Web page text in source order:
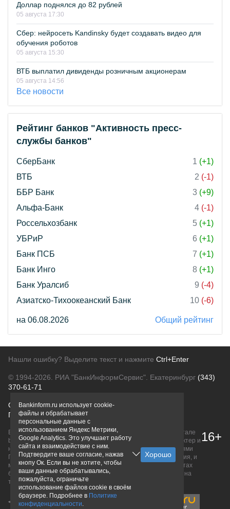
Доллар поднялся до 82 рублей
05 августа 17:30
Сбер: нейросеть Kandinsky будет создавать видео для
обучения роботов
05 августа 15:30
ВТБ выплатил дивиденды розничным акционерам
05 августа 14:56
Все новости
Рейтинг банков "Активность пресс-
службы банков"
СберБанк 1 (+1)
ВТБ
2 (-1)
ББР Банк
3 (+9)
Альфа-Банк
4 (-1)
Россельхозбанк
5 (+1)
УБРиР
6 (+1)
Банк ПСБ
7 (+1)
Банк Инго
8 (+1)
Банк Уралсиб
9 (-4)
Азиатско-Тихоокеанский Банк
10 (-6)
на 06.08.2026 Общий рейтинг
Нашли ошибку? Выделите текст и нажмите Ctrl+Enter
© 1994-2026. РИА "БанкИнформСервис". Екатеринбург (343)
370-61-71
О проектеПолитика конфиденциальности
Правовая информацияДля рекламодателей
Вся информация о продуктах банков, размещенная на портале
bankinform.ru, носит исключительно ознакомительный характер и
не является публичной офертой, определяемой положениями
ГК РФ. Информация не содержит точного и полного описания, и
может быть изменена. Конечные условия уточняйте на сайтах
банков или при личном обращении. Исключительное право на
товарные знаки принадлежит их правообладателям.
16+
Bankinform.ru использует cookie-
файлы и обрабатывает
персональные данные с
использованием Яндекс Метрики,
Google Analytics. Это улучшает работу
сайта и взаимодействие с ним.
Подтвердите ваше согласие, нажав
кнопу Ок. Если вы не хотите, чтобы
ваши данные обрабатывались,
пожалуйста, ограничьте
использование файлов cookie в своём
браузере. Подробнее в Политике
конфиденциальности.